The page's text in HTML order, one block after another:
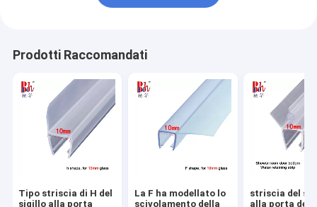
Prodotti Raccomandati
Tipo striscia di H del
sigillo alla porta
La F ha modellato lo
scivolamento della
striscia del
alla porta